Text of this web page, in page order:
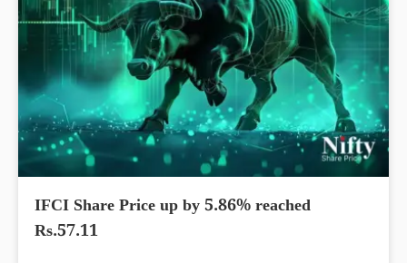
IFCI Share Price up by 5.86% reached
Rs.57.11